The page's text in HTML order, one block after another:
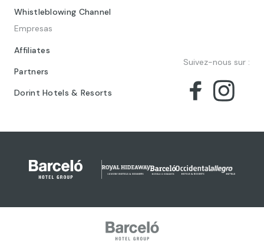
Whistleblowing Channel
Empresas
Affiliates
Partners
Dorint Hotels & Resorts
Suivez-nous sur :